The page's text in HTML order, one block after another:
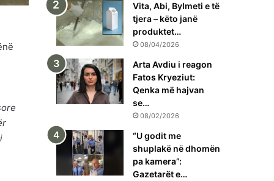
Vita, Abi, Bylmeti e të
tjera – këto janë
produktet…
08/04/2026
Arta Avdiu i reagon
Fatos Kryeziut:
Qenka më hajvan
se…
08/02/2026
“U godit me
shuplakë në dhomën
pa kamera”:
Gazetarët e…